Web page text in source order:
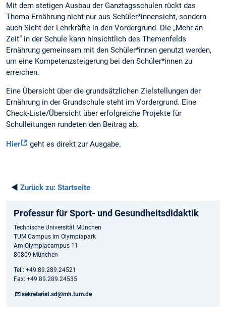
Mit dem stetigen Ausbau der Ganztagsschulen rückt das
Thema Ernährung nicht nur aus Schüler*innensicht, sondern
auch Sicht der Lehrkräfte in den Vordergrund. Die „Mehr an
Zeit“ in der Schule kann hinsichtlich des Themenfelds
Ernährung gemeinsam mit den Schüler*innen genutzt werden,
um eine Kompetenzsteigerung bei den Schüler*innen zu
erreichen.
Eine Übersicht über die grundsätzlichen Zielstellungen der
Ernährung in der Grundschule steht im Vordergrund. Eine
Check-Liste/Übersicht über erfolgreiche Projekte für
Schulleitungen rundeten den Beitrag ab.
Hier geht es direkt zur Ausgabe.
◄ Zurück zu: Startseite
Professur für Sport- und Gesundheitsdidaktik
Technische Universität München
TUM Campus im Olympiapark
Am Olympiacampus 11
80809 München
Tel.: +49.89.289.24521
Fax: +49.89.289.24535
sekretariat.sd@mh.tum.de